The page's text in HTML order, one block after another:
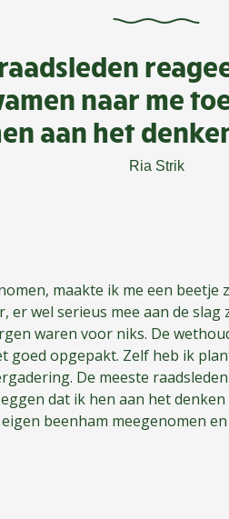
Ria Strik
naar me
aan het
maakte ik me een beetje
wel serieus mee aan de
waren voor niks. De
goed opgepakt. Zelf heb ik
De meeste
dat ik hen aan het
beenham meegenomen